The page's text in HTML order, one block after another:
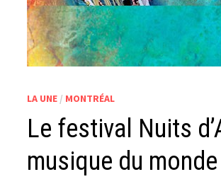
LA UNE / MONTRÉAL
Le festival Nuits
musique du monde